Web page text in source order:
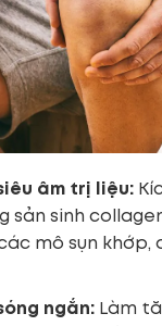
âm trị liệu:
sản sinh
mô sụn khớp,
ngắn:Làm